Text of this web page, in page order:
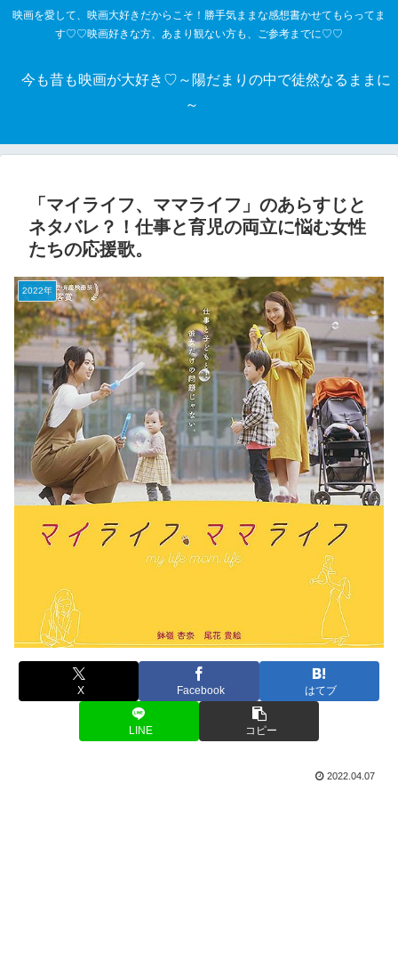
映画を愛して、映画大好きだからこそ！勝手気ままな感想書かせてもらってま
す♡♡映画好きな方、あまり観ない方も、ご参考までに♡♡
今も昔も映画が大好き♡～陽だまりの中で徒然なるままに
～
「マイライフ、ママライフ」のあらすじと
ネタバレ？！仕事と育児の両立に悩む女性
たちの応援歌。
2022年
X Facebook はてブ
LINE コピー
2022.04.07